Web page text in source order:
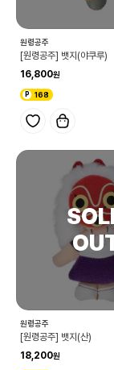
원령공주
[원령공주] 뱃지(야쿠루)
16,800
168
원령공주
[원령공주] 뱃지(산)
18,200